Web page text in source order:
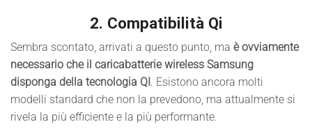
2. Compatibilità Qi
Sembra scontato, arrivati a questo punto, ma è ovviamente
necessario che il caricabatterie wireless Samsung
disponga della tecnologia QI . Esistono ancora molti
modelli standard che non la prevedono, ma attualmente si
rivela la più efficiente e la più performante.